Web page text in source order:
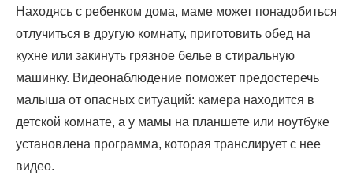
Находясь с ребенком дома, маме может понадобиться
отлучиться в другую комнату, приготовить обед на
кухне или закинуть грязное белье в стиральную
машинку. Видеонаблюдение поможет предостеречь
малыша от опасных ситуаций: камера находится в
детской комнате, а у мамы на планшете или ноутбуке
установлена программа, которая транслирует с нее
видео.